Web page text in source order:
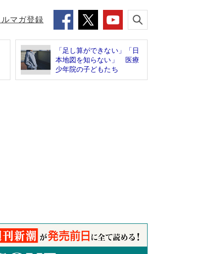
ルマガ登録
「足し算ができない」「日
本地図を知らない」 医療
少年院の子どもたち